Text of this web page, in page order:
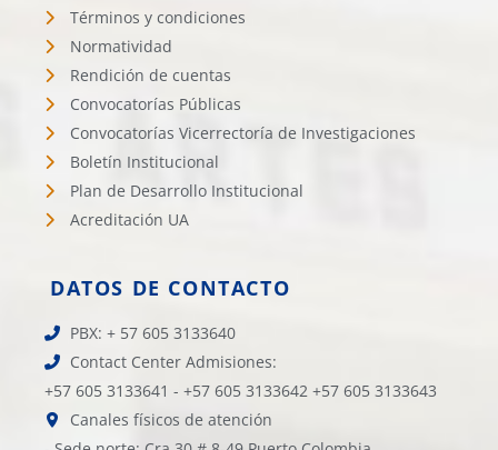
Términos y condiciones
Normatividad
Rendición de cuentas
Convocatorías Públicas
Convocatorías Vicerrectoría de Investigaciones
Boletín Institucional
Plan de Desarrollo Institucional
Acreditación UA
DATOS DE CONTACTO
PBX: + 57 605 3133640
Contact Center Admisiones:
+57 605 3133641 - +57 605 3133642 +57 605 3133643
Canales físicos de atención